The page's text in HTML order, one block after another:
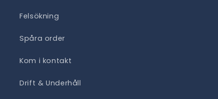
Felsökning
Spåra order
Kom i kontakt
Drift & Underhåll